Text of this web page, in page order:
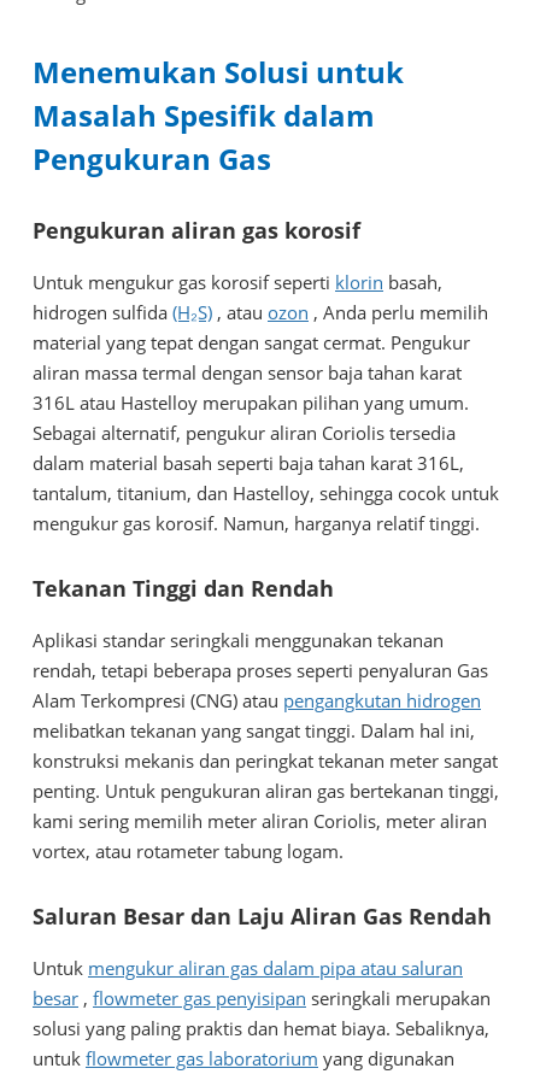
Menemukan Solusi untuk
Masalah Spesifik dalam
Pengukuran Gas
Pengukuran aliran gas korosif
Untuk mengukur gas korosif seperti klorin basah,
hidrogen sulfida (H₂S) , atau ozon , Anda perlu memilih
material yang tepat dengan sangat cermat. Pengukur
aliran massa termal dengan sensor baja tahan karat
316L atau Hastelloy merupakan pilihan yang umum.
Sebagai alternatif, pengukur aliran Coriolis tersedia
dalam material basah seperti baja tahan karat 316L,
tantalum, titanium, dan Hastelloy, sehingga cocok untuk
mengukur gas korosif. Namun, harganya relatif tinggi.
Tekanan Tinggi dan Rendah
Aplikasi standar seringkali menggunakan tekanan
rendah, tetapi beberapa proses seperti penyaluran Gas
Alam Terkompresi (CNG) atau pengangkutan hidrogen
melibatkan tekanan yang sangat tinggi. Dalam hal ini,
konstruksi mekanis dan peringkat tekanan meter sangat
penting. Untuk pengukuran aliran gas bertekanan tinggi,
kami sering memilih meter aliran Coriolis, meter aliran
vortex, atau rotameter tabung logam.
Saluran Besar dan Laju Aliran Gas Rendah
Untuk mengukur aliran gas dalam pipa atau saluran
besar , flowmeter gas penyisipan seringkali merupakan
solusi yang paling praktis dan hemat biaya. Sebaliknya,
untuk flowmeter gas laboratorium yang digunakan